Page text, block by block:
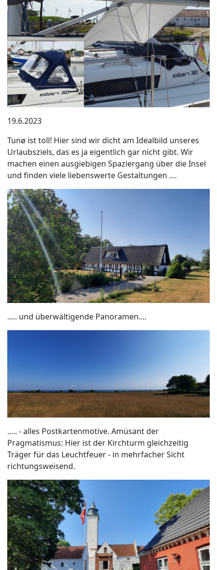
19.6.2023
Tunø ist toll! Hier sind wir dicht am Idealbild unseres
Urlaubsziels, das es ja eigentlich gar nicht gibt. Wir
machen einen ausgiebigen Spaziergang über die Insel
und finden viele liebenswerte Gestaltungen ....
..... und überwältigende Panoramen....
..... - alles Postkartenmotive. Amüsant der
Pragmatismus: Hier ist der Kirchturm gleichzeitig
Träger für das Leuchtfeuer - in mehrfacher Sicht
richtungsweisend.